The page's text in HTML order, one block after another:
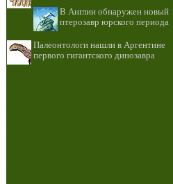
В Англии обнаружен новый
птерозавр юрского периода
Палеонтологи нашли в Аргентине
первого гигантского динозавра